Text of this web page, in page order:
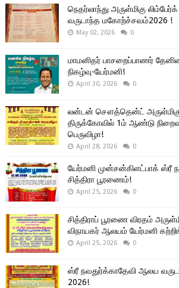
நெதர்லாந்து அருள்மிகு
வருடாந்த மகோற்ச்சவம்2026 !
May 02, 2026 0
மாமனிதர் பாசறைப்பாணர்
நிகழ்வு-யேர்மனி!
April 30, 2026 0
லன்டன் சௌத்தென்ட்
திருக்கோவில் 1ம் ஆண்டு
பெருவிழா!
April 28, 2026 0
யேர்மனி முன்சன்கிளட்பாக் ஸ்ரீ
சித்திரா பூரணைம்!
April 25, 2026 0
சித்திராப் பூரணை விரதம்
விநாயகர் ஆலயம் யேர்மனி
April 25, 2026 0
ஸ்ரீ நவதுர்க்காதேவி ஆலய
2026!